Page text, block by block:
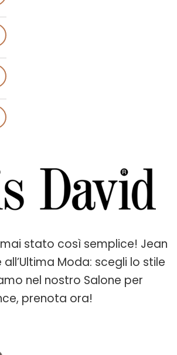
stato così semplice! Jean
Moda: scegli lo stile
nel nostro Salone per
prenota ora!